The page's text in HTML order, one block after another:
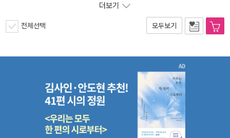
더보기
전체선택 모두보기